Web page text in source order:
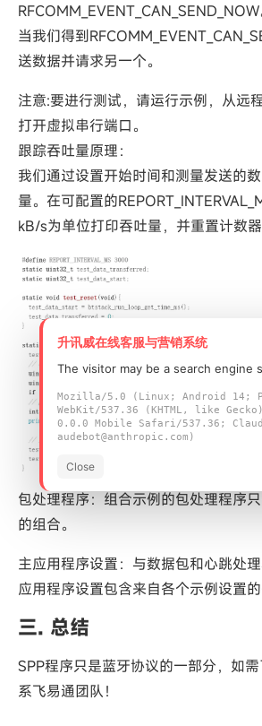
RFCOMM_EVENT_CAN_SEND_NOW
当我们得到
送数据并请求另一个。
注意:要进行测试，请运行示例，从远
打开虚拟串行端口。
跟踪吞吐量原理：
我们通过设置开始时间和测量发送的
量。在可配置的
kB/s为单位打印吞吐量，并重置计数器
包处理程序：组合示例的包处理程序
的组合。
主应用程序设置：与数据包和心跳处
应用程序设置包含来自各个示例设置的
三. 总结
SPP程序只是蓝牙协议的一部分，如
系飞易通团队！
升讯威在线客服与营销系统
The visitor may be a search engine
Mozilla/5.0 (Linux; Android 14;
WebKit/537.36 (KHTML, like
0.0.0 Mobile Safari/537.36;
audebot@anthropic.com)
Close